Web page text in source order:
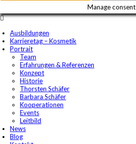
Manage consent
Ausbildungen
Karrieretag – Kosmetik
Portrait
Team
Erfahrungen & Referenzen
Konzept
Historie
Thorsten Schäfer
Barbara Schäfer
Kooperationen
Events
Leitbild
News
Blog